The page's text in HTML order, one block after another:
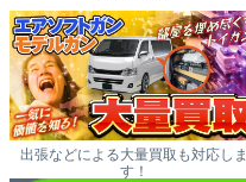
出張などによる大量買取も対応しま
す！